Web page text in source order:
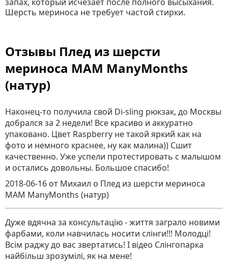
Шерсть мериноса не требует частой стирки.
Отзывы Плед из шерсти
мериноса MAM ManyMonths
(натур)
Наконец-то получила свой Di-sling рюкзак, до Москвы
добрался за 2 недели! Все красиво и аккуратно
упаковано. Цвет Raspberry не такой яркий как на
фото и немного краснее, ну как малина)) Сшит
качественно. Уже успели протестировать с малышом
и остались довольны. Большое спасибо!
2018-06-16 от Михаил о Плед из шерсти мериноса
MAM ManyMonths (натур)
Дуже вдячна за консультацію - життя заграло новими
фарбами, коли навчилась носити слінги!!! Молодці!
Всім раджу до вас звертатись! І відео Слінгопарка
найбільш зрозумілі, як на мене!